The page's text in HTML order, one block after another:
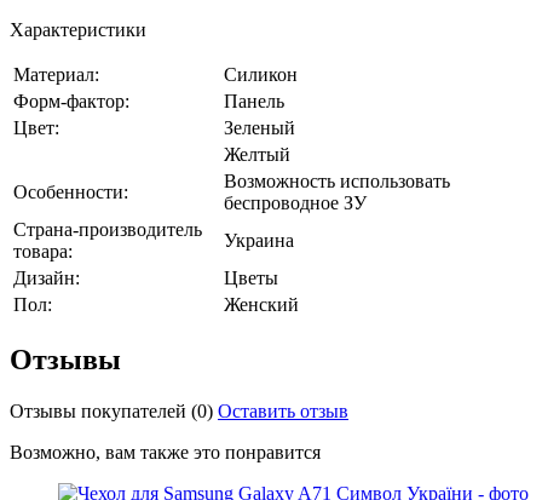
Характеристики
Материал:
Силикон
Форм-фактор:
Панель
Цвет:
Зеленый
Желтый
Особенности:
Возможность использовать
беспроводное ЗУ
Страна-производитель
товара:
Украина
Дизайн:
Цветы
Пол:
Женский
Отзывы
Отзывы покупателей (0) Оставить отзыв
Возможно, вам также это понравится